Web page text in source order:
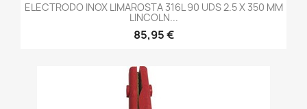
ELECTRODO INOX LIMAROSTA 316L 90 UDS 2.5 X 350 MM
LINCOLN...
85,95 €